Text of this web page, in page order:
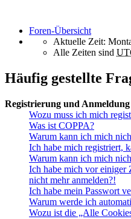
Foren-Übersicht
Aktuelle Zeit:
Alle Zeiten sind
Häufig gestellte
Registrierung und Anmeldung
Wozu muss ich mich
Was ist COPPA?
Warum kann ich mich
Ich habe mich registriert,
Warum kann ich mich
Ich habe mich vor einiger
nicht mehr anmelden?!
Ich habe mein Passwort
Warum werde ich
Wozu ist die „Alle